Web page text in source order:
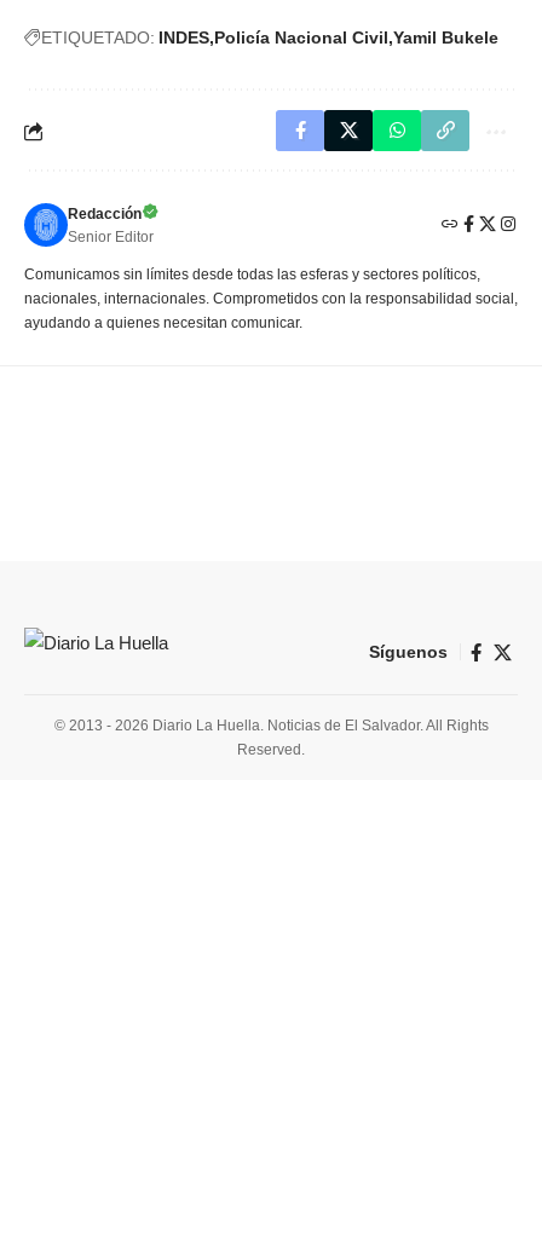
ETIQUETADO: INDES Policía Nacional Civil Yamil Bukele
Redacción
Senior Editor
Comunicamos sin límites desde todas las esferas y sectores políticos,
nacionales, internacionales. Comprometidos con la responsabilidad social,
ayudando a quienes necesitan comunicar.
Síguenos
© 2013 - 2026 Diario La Huella. Noticias de El Salvador. All Rights
Reserved.